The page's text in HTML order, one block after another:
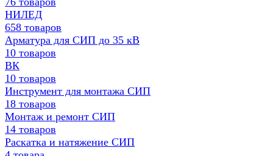
НИЛЕД
658 товаров
Арматура для СИП до 35 кВ
10 товаров
ВК
10 товаров
Инструмент для монтажа СИП
18 товаров
Монтаж и ремонт СИП
14 товаров
Раскатка и натяжение СИП